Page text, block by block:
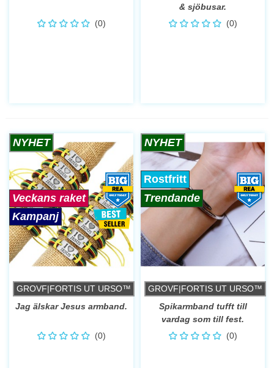
(0)
& sjöbusar.
(0)
Veckans raket
NYHET
Kampanj
GROVF|FORTIS UT URSO™
Jag älskar Jesus armband.
(0)
Rostfritt
NYHET
Trendande
GROVF|FORTIS UT URSO™
Spikarmband tufft till
vardag som till fest.
(0)